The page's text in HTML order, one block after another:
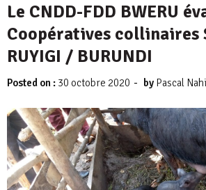
Le CNDD-FDD BWERU
Coopératives collinaires
RUYIGI / BURUNDI
Posted on : 30 octobre 2020 - by Pascal